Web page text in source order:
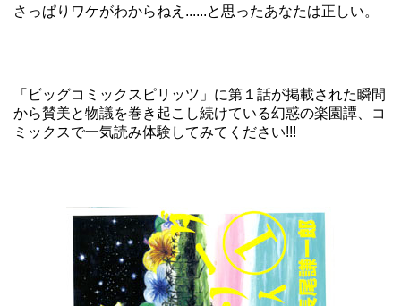
さっぱりワケがわからねえ......と思ったあなたは正しい。
「ビッグコミックスピリッツ」に第１話が掲載された瞬間
から賛美と物議を巻き起こし続けている幻惑の楽園譚、コ
ミックスで一気読み体験してみてください!!!